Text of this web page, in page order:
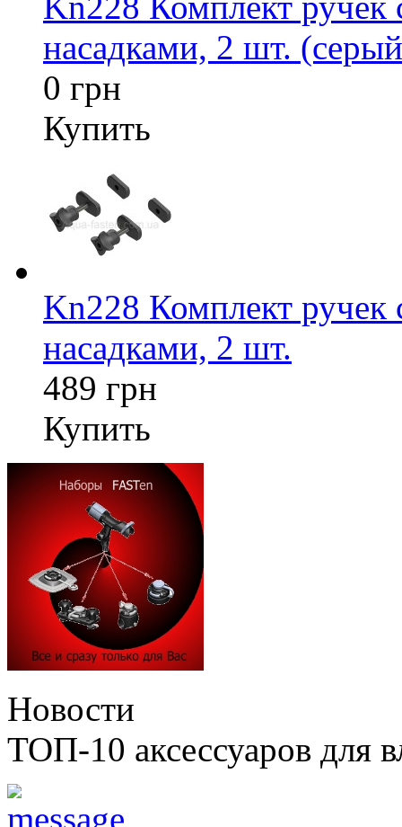
насадками, 2 шт.
0 грн
Купить
Kn228 Комплект
насадками, 2 шт.
489 грн
Купить
Новости
ТОП-10 аксессуаров для